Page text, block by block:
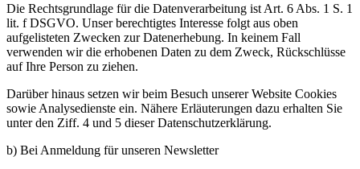
Die Rechtsgrundlage für die Datenverarbeitung ist Art. 6 Abs. 1 S. 1
lit. f DSGVO. Unser berechtigtes Interesse folgt aus oben
aufgelisteten Zwecken zur Datenerhebung. In keinem Fall
verwenden wir die erhobenen Daten zu dem Zweck, Rückschlüsse
auf Ihre Person zu ziehen.
Darüber hinaus setzen wir beim Besuch unserer Website Cookies
sowie Analysedienste ein. Nähere Erläuterungen dazu erhalten Sie
unter den Ziff. 4 und 5 dieser Datenschutzerklärung.
b) Bei Anmeldung für unseren Newsletter